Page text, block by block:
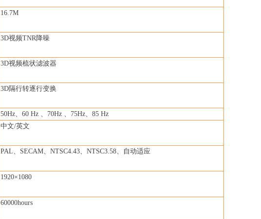
16.7M
3D视频TNR降噪
3D视频梳状滤波器
3D隔行转逐行变换
50Hz、60 Hz 、70Hz 、75Hz、85 Hz
中文/英文
PAL、SECAM、NTSC4.43、NTSC3.58、自动适应
1920×1080
60000hours